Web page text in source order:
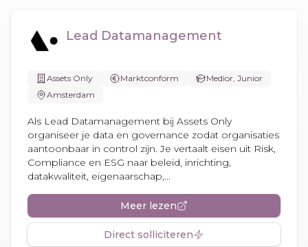
Lead Datamanagement
Assets Only Marktconform
Medior, Junior
Amsterdam
Als Lead Datamanagement bij Assets Only
organiseer je data en governance zodat organisaties
aantoonbaar in control zijn. Je vertaalt eisen uit Risk,
Compliance en ESG naar beleid, inrichting,
datakwaliteit, eigenaarschap,...
Meer lezen
Direct solliciteren